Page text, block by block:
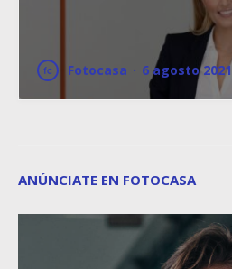
Fotocasa · 6 agosto 2021
ANÚNCIATE EN FOTOCASA